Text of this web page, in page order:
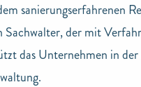
sanierungserfahrenen
Sachwalter, der mit
das Unternehmen in